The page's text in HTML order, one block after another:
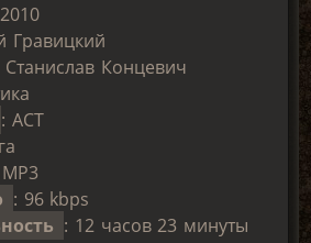
Гравицкий
Станислав Концевич
: АСТ
: 96 kbps
: 12 часов 23 минуты